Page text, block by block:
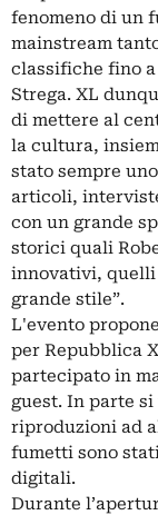
fenomeno di un
mainstream
classifiche fino
Strega. XL
di mettere al
la cultura,
stato sempre
articoli,
con un grande
storici quali
innovativi, quelli
grande stile”.
L'evento
per Repubblica
partecipato in
guest. In parte
riproduzioni ad
fumetti sono
digitali.
Durante